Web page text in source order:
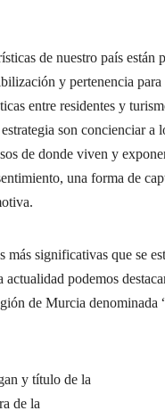
de nuestro país están
y pertenencia
entre residentes y
son concienciar a
de donde viven y
una forma de
más significativas que se
actualidad podemos
de Murcia denominada
y título de la
de la